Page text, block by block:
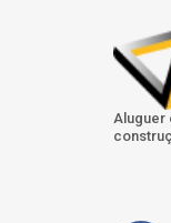
Aluguer